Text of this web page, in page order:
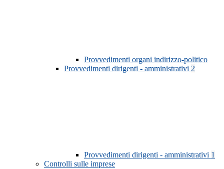
Provvedimenti organi indirizzo-politico
Provvedimenti dirigenti - amministrativi 2
Provvedimenti dirigenti - amministrativi 1
Controlli sulle imprese